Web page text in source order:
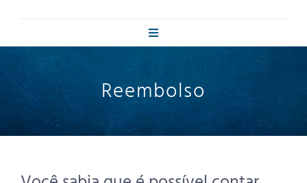
Toggle
Dr. Fabiano
Cirurgia no Joelho
Reembolso